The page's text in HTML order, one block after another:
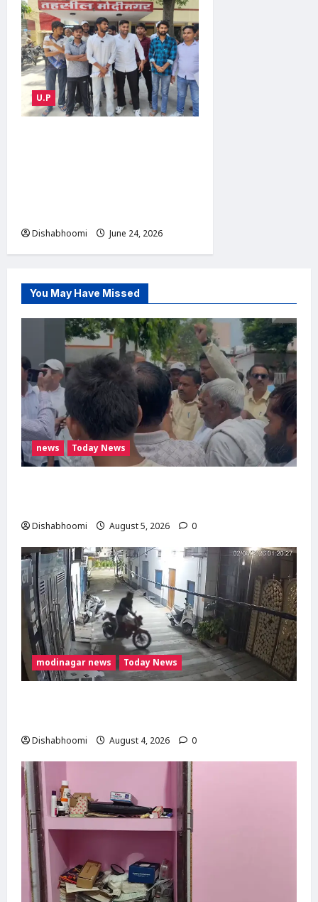
U.P
Dishabhoomi June 24, 2026
You May Have Missed
news Today News
Dishabhoomi August 5, 2026 0
modinagar news Today News
Dishabhoomi August 4, 2026 0